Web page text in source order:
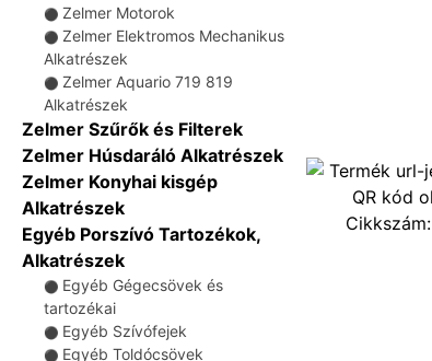
⚫ Zelmer Motorok
⚫ Zelmer Elektromos Mechanikus
Alkatrészek
⚫ Zelmer Aquario 719 819
Alkatrészek
Zelmer Szűrők és Filterek
Zelmer Húsdaráló Alkatrészek
Zelmer Konyhai kisgép
Alkatrészek
Egyéb Porszívó Tartozékok,
Alkatrészek
⚫ Egyéb Gégecsövek és
tartozékai
⚫ Egyéb Szívófejek
⚫ Egyéb Toldócsövek
Cikkszám: